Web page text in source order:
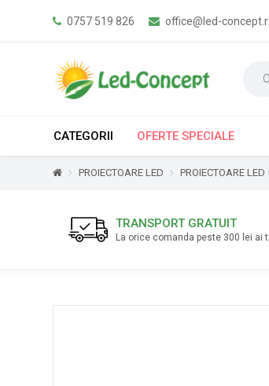
0757 519 826 office@led-
CATEGORII OFERTE SPECIALE
PROIECTOARE LED PROIECTOARE LED
TRANSPORT GRATUIT
La orice comanda peste 300 lei ai